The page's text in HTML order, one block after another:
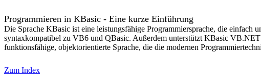
Programmieren in KBasic - Eine kurze Einführung
Die Sprache KBasic ist eine leistungsfähige Programmiersprache, die
syntaxkompatibel zu VB6 und QBasic. Außerdem unterstützt KBasic
funktionsfähige, objektorientierte Sprache, die die modernen
Zum Index